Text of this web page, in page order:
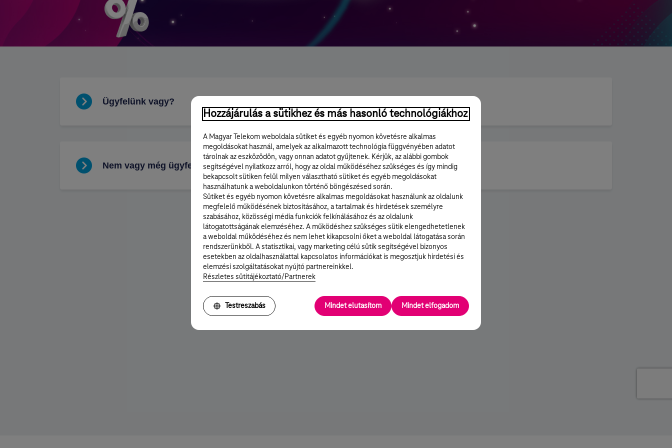
Hozzájárulás a sütikhez és más hasonló technológiákhoz
A Magyar Telekom weboldala sütiket és egyéb nyomon követésre alkalmas
megoldásokat használ, amelyek az alkalmazott technológia függvényében adatot
tárolnak az eszközödön, vagy onnan adatot gyűjtenek. Kérjük, az alábbi gombok
segítségével nyilatkozz arról, hogy az oldal működéséhez szükséges és így mindig
bekapcsolt sütiken felül milyen választható sütiket és egyéb megoldásokat
használhatunk a weboldalunkon történő böngészésed során.
Sütiket és egyéb nyomon követésre alkalmas megoldásokat használunk az oldalunk
megfelelő működésének biztosításához, a tartalmak és hirdetések személyre
szabásához, közösségi média funkciók felkínálásához és az oldalunk
látogatottságának elemzéséhez. A működéshez szükséges sütik elengedhetetlenek
a weboldal működéséhez és nem lehet kikapcsolni őket a weboldal látogatása során
rendszerünkből. A statisztikai, vagy marketing célú sütik segítségével bizonyos
esetekben az oldalhasználattal kapcsolatos információkat is megosztjuk hirdetési és
elemzési szolgáltatásokat nyújtó partnereinkkel.
Részletes sütitájékoztató/Partnerek
Testreszabás Mindet elutasítom Mindet elfogadom